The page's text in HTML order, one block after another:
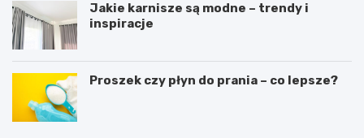
Jakie karnisze są modne – trendy i
inspiracje
Proszek czy płyn do prania – co lepsze?
R
L